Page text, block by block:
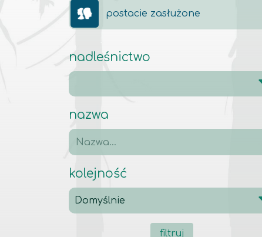
postacie zasłużone
nadleśnictwo
nazwa
kolejność
filtruj